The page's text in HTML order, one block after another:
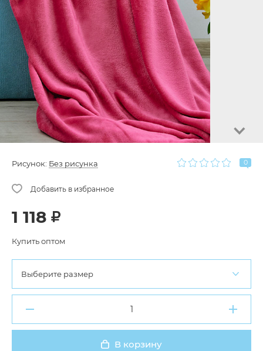
Рисунок: Без рисунка 0
1 118
Купить оптом
Выберите размер
В корзину